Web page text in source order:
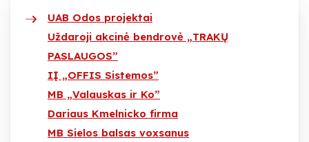
UAB Odos projektai
Uždaroji akcinė bendrovė „TRAKŲ
PASLAUGOS”
IĮ „OFFIS Sistemos”
MB „Valauskas ir Ko”
Dariaus Kmelnicko firma
MB Sielos balsas voxsanus